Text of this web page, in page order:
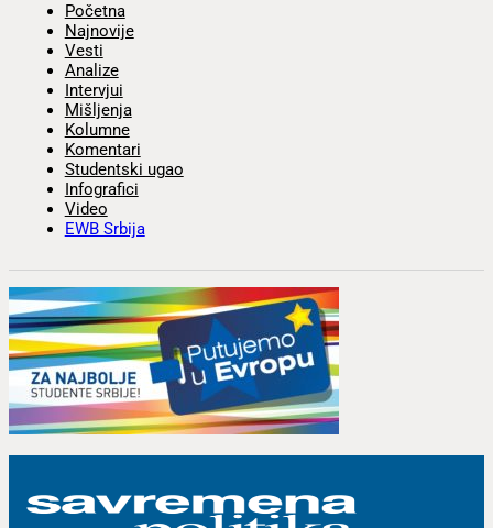
Početna
Najnovije
Vesti
Analize
Intervjui
Mišljenja
Kolumne
Komentari
Studentski ugao
Infografici
Video
EWB Srbija